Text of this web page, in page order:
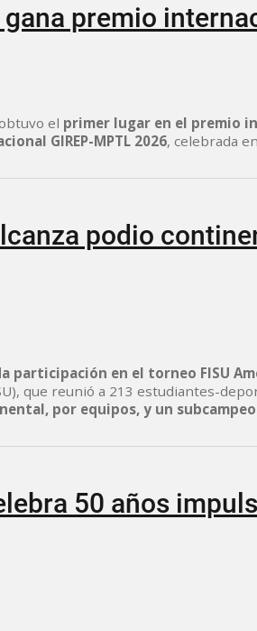
gana premio
el primer lugar en el premio
GIREP-MPTL 2026, celebrada
podio
participación en el torneo FISU
que reunió a 213 estudiantes-
por equipos, y un
50 años